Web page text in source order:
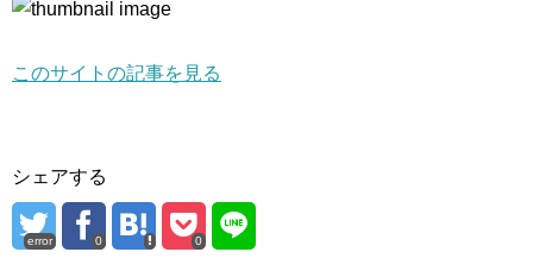
このサイトの記事を見る
シェアする
error 0 0